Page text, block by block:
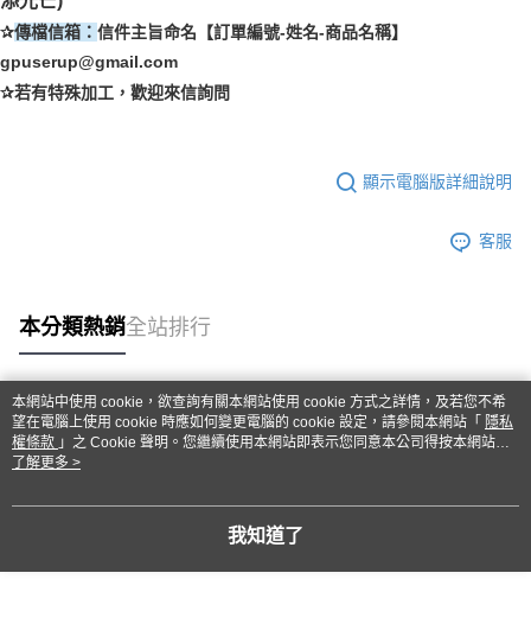
✰傳檔信箱： 信件主旨命名【訂單編號-姓名-商品名稱】
gpuserup@gmail.com
✰若有特殊加工，歡迎來信詢問
顯示電腦版詳細說明
客服
本分類熱銷全站排行
熱門標籤
本網站中使用 cookie，欲查詢有關本網站使用 cookie 方式之詳情，及若您不希
望在電腦上使用 cookie 時應如何變更電腦的 cookie 設定，請參閱本網站「 隱私
權條款 」之 Cookie 聲明。您繼續使用本網站即表示您同意本公司得按本網站使
用條款之 Cookie 聲明使用 cookie。
了解更多 >
我知道了